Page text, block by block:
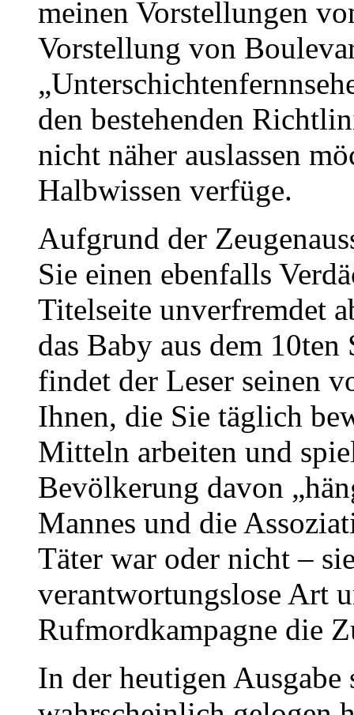
meinen Vorstellungen
Vorstellung von
den bestehenden
nicht näher auslassen
Halbwissen verfüge.
Aufgrund der
Sie einen ebenfalls
Titelseite unverfremdet
das Baby aus dem
findet der Leser seinen
Ihnen, die Sie täglich
Mitteln arbeiten und
Bevölkerung davon
Mannes und die
Täter war oder nicht –
verantwortungslose Art
Rufmordkampagne die
In der heutigen